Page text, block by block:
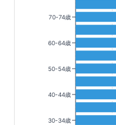
70-74歳
60-64歳
50-54歳
40-44歳
30-34歳